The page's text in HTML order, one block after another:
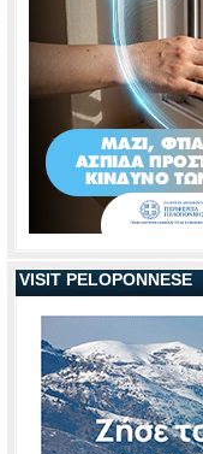
VISIT PELOPONNESE